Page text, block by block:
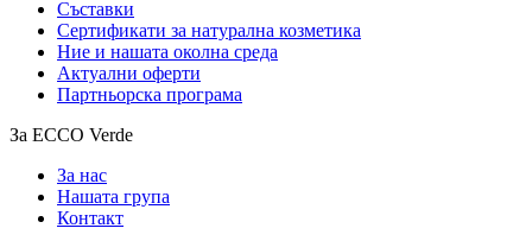
Съставки
Сертификати за натурална козметика
Ние и нашата околна среда
Актуални оферти
Партньорска програма
За ECCO Verde
За нас
Нашата група
Контакт